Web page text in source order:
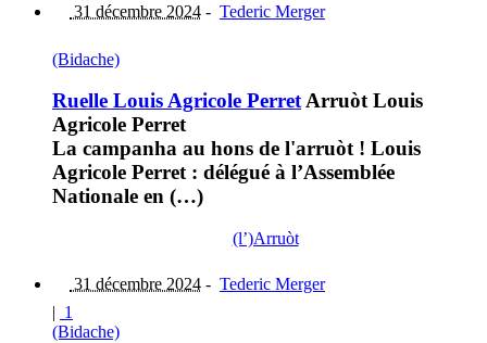
31 décembre 2024 - Tederic Merger
(Bidache)
Ruelle Louis Agricole PerretArruòt Louis
Agricole Perret
La campanha au hons de l'arruòt ! Louis
Agricole Perret : délégué à l’Assemblée
Nationale en (…)
(l’)Arruòt
31 décembre 2024 - Tederic Merger
| 1
(Bidache)